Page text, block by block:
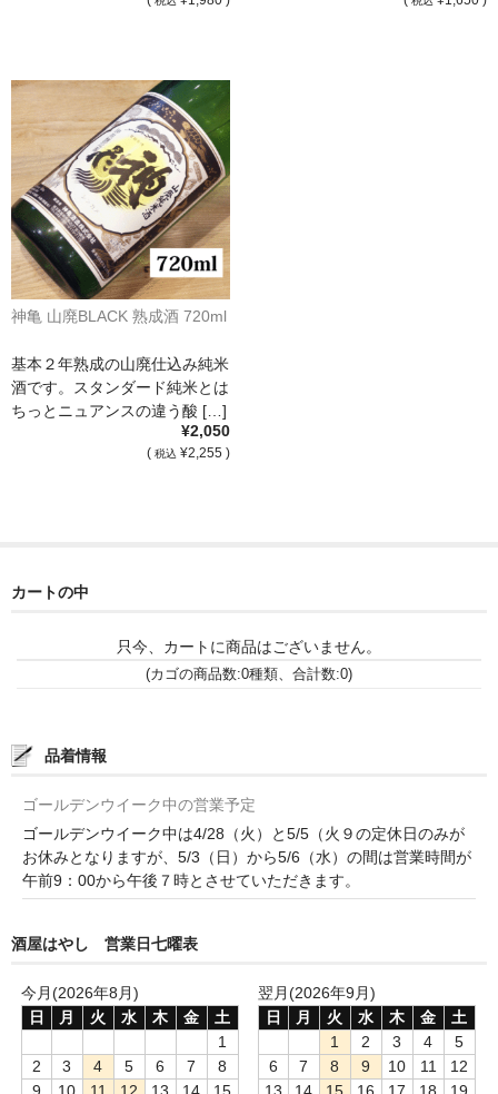
Les Champs Libres（ﾚ･ｼｬﾝ･ﾘｰﾌﾞﾙ）
France Languedoc Roussillon / ﾗﾝｸﾞ･ﾄﾞｯｸ･ﾙｰｼｮﾝ
Castelmaure（ｶｽtｨﾓｰﾙ協同組合）
Mas Bres（ﾏｽ･ﾌﾞﾚｽ）
France Loire/ﾌﾗﾝｽ・ﾛﾜｰﾙ
Domaine des Bois Lucas（ﾄﾞﾒｰﾇ･ﾃﾞ･ﾎﾞｱ･ﾙｶ）
Italia/ｲｱﾀﾘｱ
Abruzzo/ｱﾌﾞﾙｯﾂｫ州
Fabulas（ﾌｧﾋﾞｭﾗｽ）
和-リキュール
神亀 山廃BLACK 熟成酒 720ml
基本２年熟成の山廃仕込み純米
酒です。スタンダード純米とは
ちっとニュアンスの違う酸 […]
¥2,050
( 税込 ¥2,255 )
カートの中
只今、カートに商品はございません。
(カゴの商品数:0種類、合計数:0)
品着情報
ゴールデンウイーク中の営業予定
ゴールデンウイーク中は4/28（火）と5/5（火９の定休日のみが
お休みとなりますが、5/3（日）から5/6（水）の間は営業時間が
午前9：00から午後７時とさせていただきます。
酒屋はやし 営業日七曜表
今月(2026年8月)
日
月 火 水 木 金
土
1
2
3 4 5 6 7
8
翌月(2026年9月)
日
月 火 水 木 金
土
1
2 3 4
5
6
7 8 9 10 11
12